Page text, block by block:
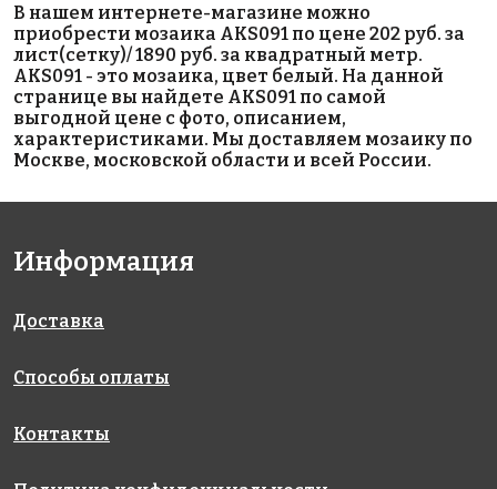
AKS036
на сетке
327x327
Grey Matt
95x110
на сетке
256x295
AKS009
на сетке
327x327
4200 руб./м²
на сетке
В нашем интернете-магазине можно
приобрести мозаика AKS091 по цене 202 руб. за
лист(сетку)/ 1890 руб. за квадратный метр.
AKS091 - это мозаика, цвет белый. На данной
странице вы найдете AKS091 по самой
выгодной цене с фото, описанием,
характеристиками. Мы доставляем мозаику по
Москве, московской области и всей России.
Информация
Доставка
Способы оплаты
Контакты